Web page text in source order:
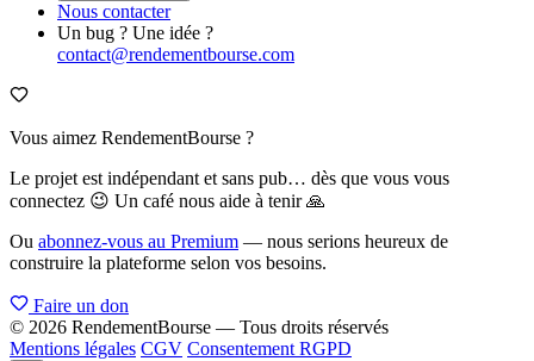
Nous contacter
Un bug ? Une idée ?
contact@rendementbourse.com
Vous aimez RendementBourse ?
Le projet est indépendant et sans pub… dès que vous vous
connectez 😉 Un café nous aide à tenir 🙏
Ou abonnez-vous au Premium — nous serions heureux de
construire la plateforme selon vos besoins.
Faire un don
© 2026 RendementBourse — Tous droits réservés
Mentions légales CGV Consentement RGPD